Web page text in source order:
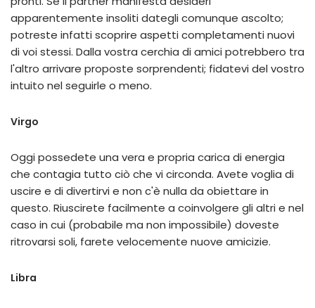
apparentemente insoliti dategli comunque ascolto;
potreste infatti scoprire aspetti completamenti nuovi
di voi stessi. Dalla vostra cerchia di amici potrebbero tra
l'altro arrivare proposte sorprendenti; fidatevi del vostro
intuito nel seguirle o meno.
Virgo
Oggi possedete una vera e propria carica di energia
che contagia tutto ciò che vi circonda. Avete voglia di
uscire e di divertirvi e non c'è nulla da obiettare in
questo. Riuscirete facilmente a coinvolgere gli altri e nel
caso in cui (probabile ma non impossibile) doveste
ritrovarsi soli, farete velocemente nuove amicizie.
Libra